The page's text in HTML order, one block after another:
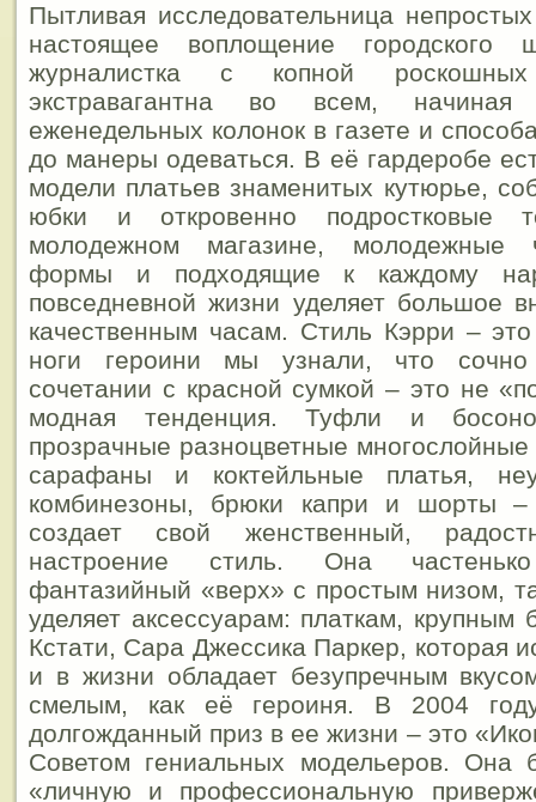
Пытливая исследовательница
настоящее воплощение городского
журналистка с копной
экстравагантна во всем,
еженедельных колонок в газете и
до манеры одеваться. В её гардеробе
модели платьев знаменитых кутюрье,
юбки и откровенно подростковые
молодежном магазине, молодежные
формы и подходящие к каждому
повседневной жизни уделяет большое
качественным часам. Стиль Кэрри – это
ноги героини мы узнали, что
сочетании с красной сумкой – это не
модная тенденция. Туфли и
прозрачные разноцветные многослойные
сарафаны и коктейльные платья,
комбинезоны, брюки капри и шорты
создает свой женственный,
настроение стиль. Она
фантазийный «верх» с простым низом,
уделяет аксессуарам: платкам,
Кстати, Сара Джессика Паркер, которая
и в жизни обладает безупречным
смелым, как её героиня. В 2004
долгожданный приз в ее жизни – это
Советом гениальных модельеров. Она
«личную и профессиональную